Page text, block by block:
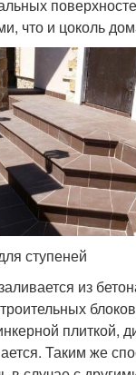
что и цоколь
ступеней
из
плиткой,
Таким же